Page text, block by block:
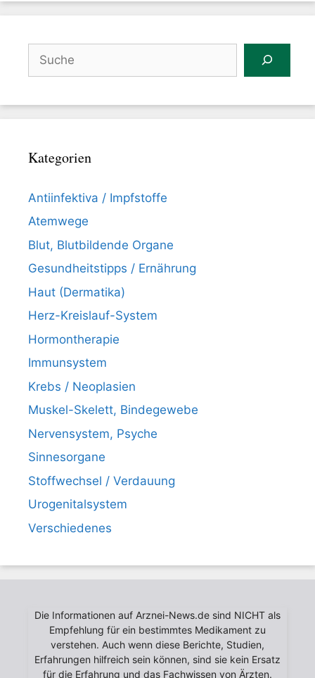
Kategorien
Antiinfektiva / Impfstoffe
Atemwege
Blut, Blutbildende Organe
Gesundheitstipps / Ernährung
Haut (Dermatika)
Herz-Kreislauf-System
Hormontherapie
Immunsystem
Krebs / Neoplasien
Muskel-Skelett, Bindegewebe
Nervensystem, Psyche
Sinnesorgane
Stoffwechsel / Verdauung
Urogenitalsystem
Verschiedenes
Die Informationen auf Arznei-News.de sind NICHT als
Empfehlung für ein bestimmtes Medikament zu
verstehen. Auch wenn diese Berichte, Studien,
Erfahrungen hilfreich sein können, sind sie kein Ersatz
für die Erfahrung und das Fachwissen von Ärzten.